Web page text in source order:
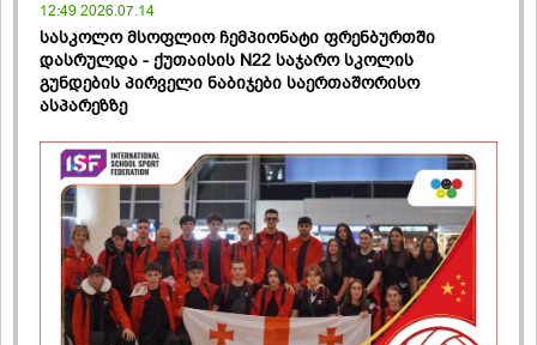
12:49 2026.07.14
სასკოლო მსოფლიო ჩემპიონატი ფრენბურთში
დასრულდა - ქუთაისის N22 საჯარო სკოლის
გუნდების პირველი ნაბიჯები საერთაშორისო
ასპარეზზე